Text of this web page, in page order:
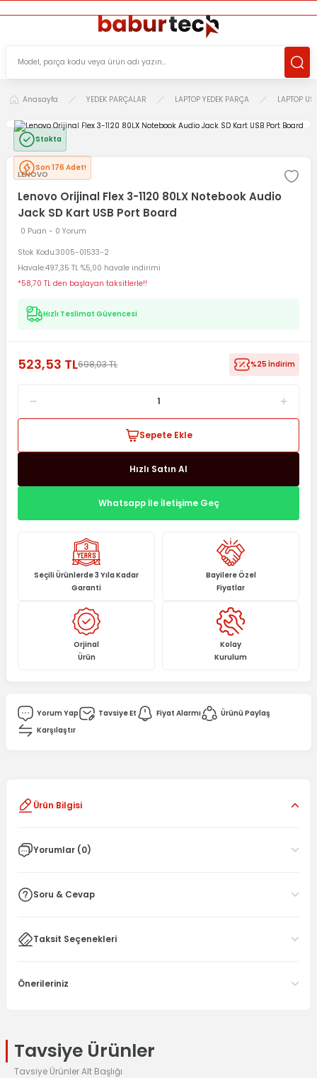
Anasayfa YEDEK PARÇALAR LAPTOP YEDEK PARÇA LAPTOP
Stokta
Son 176 Adet!
LENOVO
Lenovo Orijinal Flex 3-1120 80LX Notebook Audio
Jack SD Kart USB Port Board
0 Puan - 0 Yorum
Stok Kodu 3005-01533-2
Havale497,35 TL %5,00 havale indirimi
*58,70 TL den başlayan taksitlerle!!
Hızlı Teslimat Güvencesi
523,53 TL698,03 TL %25 İndirim
Sepete Ekle
Hızlı Satın Al
Whatsapp İle İletişime Geç
Seçili Ürünlerde 3 Yıla Kadar
Garanti
Bayilere Özel
Fiyatlar
Orjinal
Ürün
Kolay
Kurulum
Yorum Yap Tavsiye Et Fiyat Alarmı
Ürünü Paylaş
Karşılaştır
Ürün Bilgisi
Yorumlar (0)
Soru & Cevap
Taksit Seçenekleri
Önerileriniz
Tavsiye Ürünler
Tavsiye Ürünler Alt Başlığı